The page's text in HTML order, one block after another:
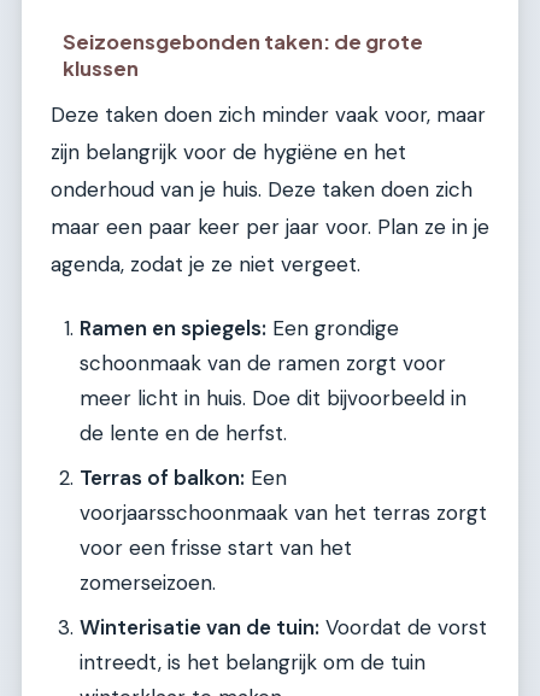
Seizoensgebonden taken: de grote
klussen
Deze taken doen zich minder vaak voor, maar
zijn belangrijk voor de hygiëne en het
onderhoud van je huis. Deze taken doen zich
maar een paar keer per jaar voor. Plan ze in je
agenda, zodat je ze niet vergeet.
Ramen en spiegels: Een grondige
schoonmaak van de ramen zorgt voor
meer licht in huis. Doe dit bijvoorbeeld in
de lente en de herfst.
Terras of balkon: Een
voorjaarsschoonmaak van het terras zorgt
voor een frisse start van het
zomerseizoen.
Winterisatie van de tuin: Voordat de vorst
intreedt, is het belangrijk om de tuin